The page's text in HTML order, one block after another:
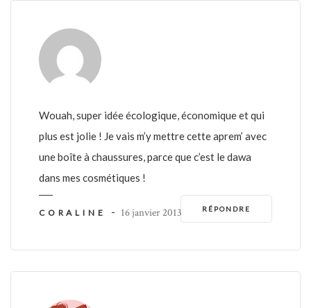
Wouah, super idée écologique, économique et qui
plus est jolie ! Je vais m’y mettre cette aprem’ avec
une boîte à chaussures, parce que c’est le dawa
dans mes cosmétiques !
RÉPONDRE
CORALINE - 16 janvier 2013